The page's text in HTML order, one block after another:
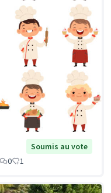
Soumis au vote
0 1